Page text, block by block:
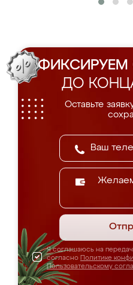
ФИКСИРУЕМ
ДО
Оставьте
Я соглашаюсь на
согласно Политике
Пользовательскому